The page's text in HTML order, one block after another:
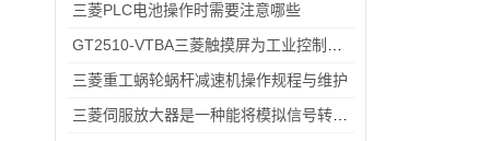
三菱PLC电池操作时需要注意哪些
三菱重工蜗轮蜗杆减速机操作规程与维护